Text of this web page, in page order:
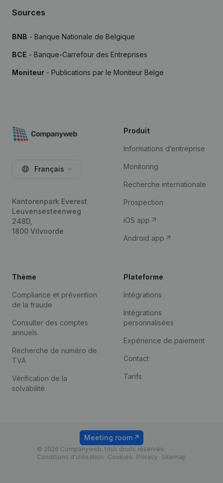
Sources
BNB - Banque Nationale de Belgique
BCE - Banque-Carrefour des Entreprises
Moniteur - Publications par le Moniteur Belge
Français
Kantorenpark Everest
Leuvensesteenweg
248D,
1800 Vilvoorde
Produit
Informations d’entreprise
Monitoring
Recherche internationale
Prospection
iOS app
Android app
Thème
Compliance et prévention
de la fraude
Consulter des comptes
annuels
Recherche de numéro de
TVA
Vérification de la
solvabilité
Plateforme
Intégrations
Intégrations
personnalisées
Expérience de paiement
Contact
Tarifs
© 2026 Companyweb, tous droits réservés.
Conditions d'utilisation
Cookies Privacy Sitemap
Meeting room